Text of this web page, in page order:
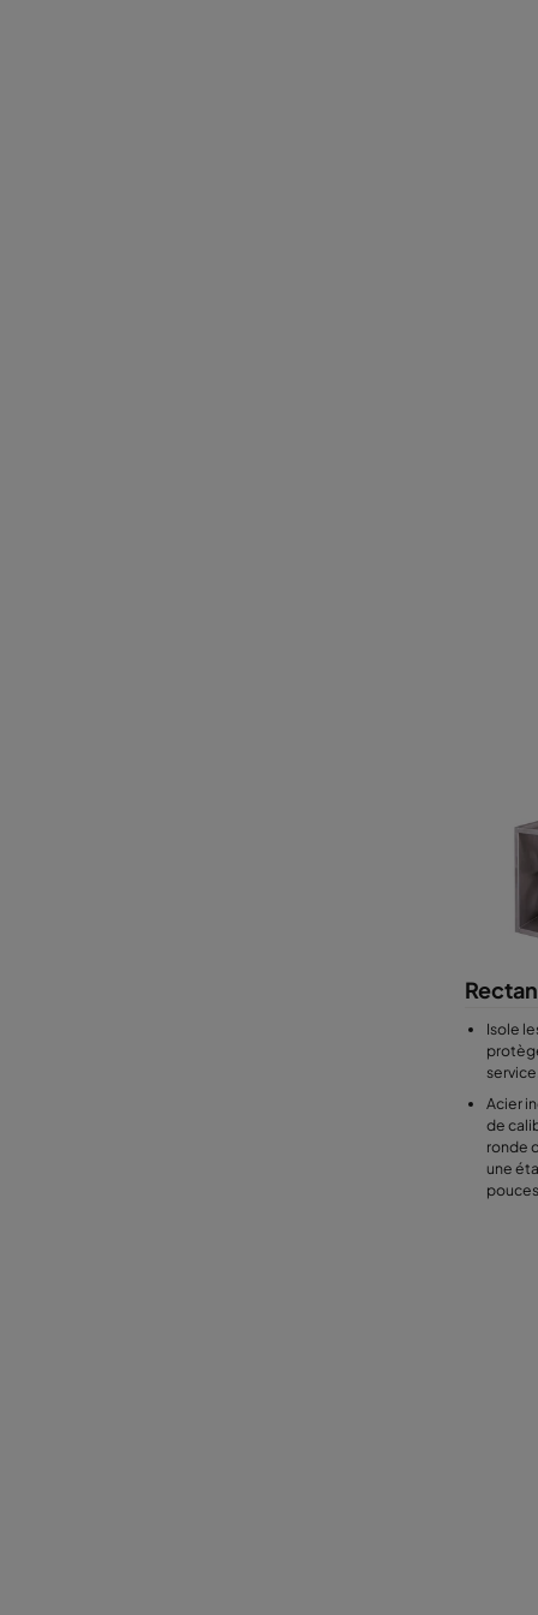
Isole
service.
Acier
de
ronde
une